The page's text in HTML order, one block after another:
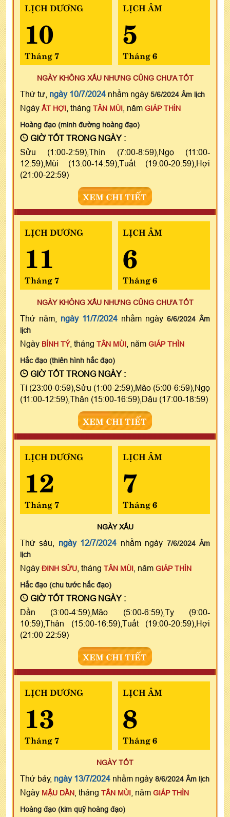
LỊCH DƯƠNG
10
Tháng 7
LỊCH ÂM
5
Tháng 6
NGÀY KHÔNG XẤU NHƯNG CŨNG CHƯA TỐT
Thứ tư, ngày 10/7/2024 nhằm ngày 5/6/2024 Âm lịch
Ngày ẤT HỢI , tháng TÂN MÙI , năm GIÁP THÌN
Hoàng đạo (minh đường hoàng đạo)
GIỜ TỐT TRONG NGÀY :
Sửu (1:00-2:59),Thìn (7:00-8:59),Ngọ (11:00-
12:59),Mùi (13:00-14:59),Tuất (19:00-20:59),Hợi
(21:00-22:59)
XEM CHI TIẾT
LỊCH DƯƠNG
11
Tháng 7
LỊCH ÂM
6
Tháng 6
NGÀY KHÔNG XẤU NHƯNG CŨNG CHƯA TỐT
Thứ năm, ngày 11/7/2024 nhằm ngày 6/6/2024 Âm
lịch
Ngày BÍNH TÝ, tháng TÂN MÙI , năm GIÁP THÌN
Hắc đạo (thiên hình hắc đạo)
GIỜ TỐT TRONG NGÀY :
Tí (23:00-0:59),Sửu (1:00-2:59),Mão (5:00-6:59),Ngọ
(11:00-12:59),Thân (15:00-16:59),Dậu (17:00-18:59)
XEM CHI TIẾT
LỊCH DƯƠNG
12
Tháng 7
LỊCH ÂM
7
Tháng 6
NGÀYXẤU
Thứ sáu, ngày 12/7/2024 nhằm ngày 7/6/2024 Âm
lịch
Ngày ĐINH SỬU , tháng TÂN MÙI , năm GIÁP THÌN
Hắc đạo (chu tước hắc đạo)
GIỜ TỐT TRONG NGÀY :
Dần (3:00-4:59),Mão (5:00-6:59),Tỵ (9:00-
10:59),Thân (15:00-16:59),Tuất (19:00-20:59),Hợi
(21:00-22:59)
XEM CHI TIẾT
LỊCH DƯƠNG
13
Tháng 7
LỊCH ÂM
8
Tháng 6
NGÀY TỐT
Thứ bảy, ngày 13/7/2024 nhằm ngày 8/6/2024 Âm lịch
Ngày MẬU DẦN , tháng TÂN MÙI , năm GIÁP THÌN
Hoàng đạo (kim quỹ hoàng đạo)